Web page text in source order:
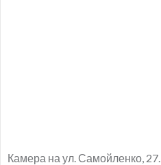
Камера на ул. Самойленко, 27.